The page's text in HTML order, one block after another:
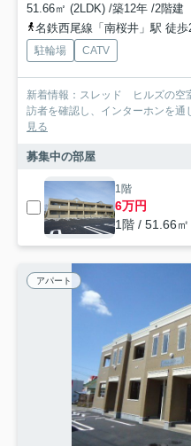
51.66㎡ (2LDK) /築12年 /2階建
名鉄西尾線「南桜井」駅 徒歩
駐輪場 CATV
新着情報：スレッド ヒルズの空
訪者を確認し、インターホンを通
見る
募集中の部屋
1階
6万円
1階 / 51.66
アパート